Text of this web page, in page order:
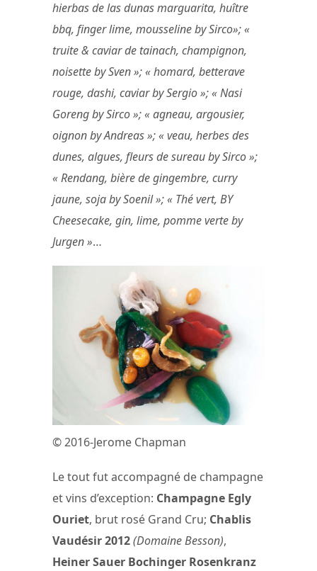
hierbas de las dunas marguarita, huître
bbq, finger lime, mousseline by Sirco»; «
truite & caviar de tainach, champignon,
noisette by Sven »; « homard, betterave
rouge, dashi, caviar by Sergio »; « Nasi
Goreng by Sirco »; « agneau, argousier,
oignon by Andreas »; « veau, herbes des
dunes, algues, fleurs de sureau by Sirco »;
« Rendang, bière de gingembre, curry
jaune, soja by Soenil »; « Thé vert, BY
Cheesecake, gin, lime, pomme verte by
Jurgen »…
© 2016-Jerome Chapman
Le tout fut accompagné de champagne
et vins d’exception: Champagne Egly
Ouriet, brut rosé Grand Cru; Chablis
Vaudésir 2012(Domaine Besson),
Heiner Sauer Bochinger Rosenkranz